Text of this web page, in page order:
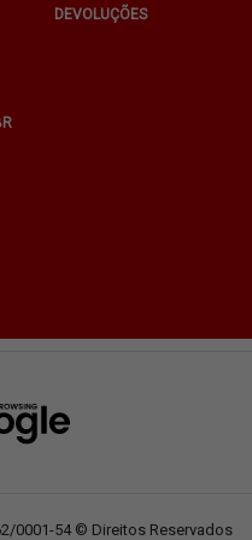
DEVOLUÇÕES
0001-54 © Direitos Reservados